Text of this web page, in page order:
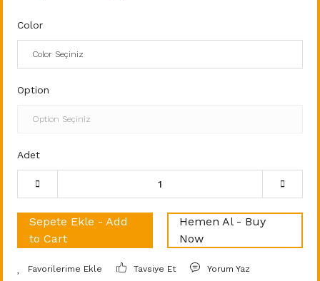
Color
Option
Adet
Sepete Ekle - Add
to Cart
Hemen Al - Buy
Now
Tavsiye Et Yorum Yaz